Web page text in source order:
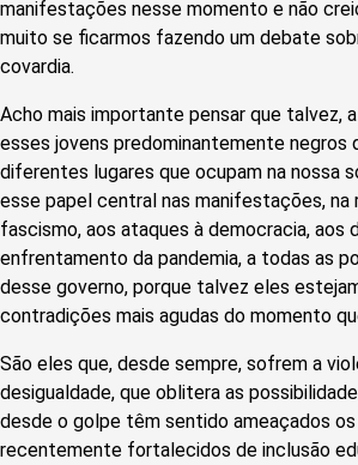
manifestações nesse momento e não
muito se ficarmos fazendo um debate
covardia.
Acho mais importante pensar que talvez,
esses jovens predominantemente negros
diferentes lugares que ocupam na nossa
esse papel central nas manifestações, na
fascismo, aos ataques à democracia, aos
enfrentamento da pandemia, a todas as
desse governo, porque talvez eles
contradições mais agudas do momento
São eles que, desde sempre, sofrem a
desigualdade, que oblitera as
desde o golpe têm sentido ameaçados os
recentemente fortalecidos de inclusão